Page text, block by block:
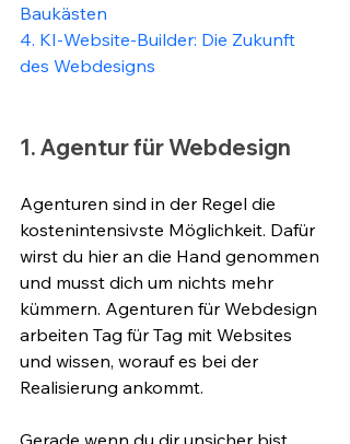
Baukästen
4. KI-Website-Builder: Die Zukunft
des Webdesigns
1. Agentur für Webdesign
Agenturen sind in der Regel die
kostenintensivste Möglichkeit. Dafür
wirst du hier an die Hand genommen
und musst dich um nichts mehr
kümmern. Agenturen für Webdesign
arbeiten Tag für Tag mit Websites
und wissen, worauf es bei der
Realisierung ankommt.